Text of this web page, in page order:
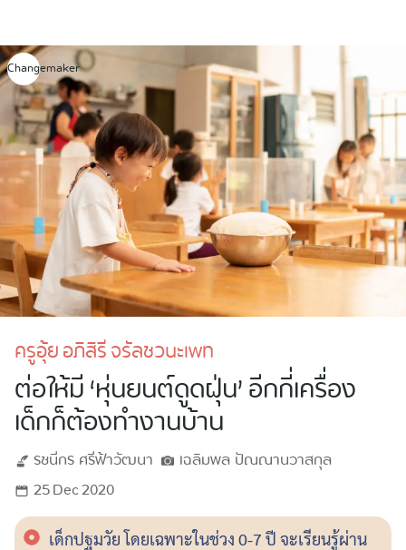
content
Changemaker
ครูอุ้ย อภิสิรี จรัลชวนะเพท
ต่อให้มี ‘หุ่นยนต์ดูดฝุ่น’ อีกกี่เครื่อง
เด็กก็ต้องทำงานบ้าน
รชนีกรศรีฟ้าวัฒนา เฉลิมพลปัณณานวาสกุล
25 Dec 2020
เด็กปฐมวัย โดยเฉพาะในช่วง 0-7 ปี จะเรียนรู้ผ่าน